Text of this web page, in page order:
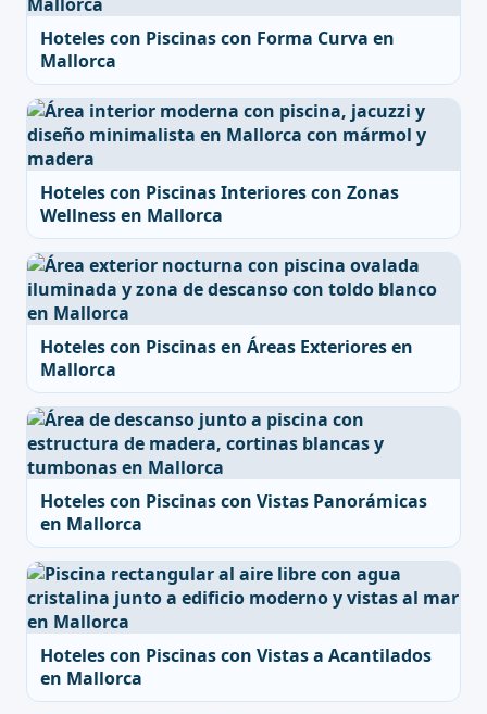
Hoteles con Piscinas con Forma Curva en
Mallorca
Hoteles con Piscinas Interiores con Zonas
Wellness en Mallorca
Hoteles con Piscinas en Áreas Exteriores en
Mallorca
Hoteles con Piscinas con Vistas Panorámicas
en Mallorca
Hoteles con Piscinas con Vistas a Acantilados
en Mallorca